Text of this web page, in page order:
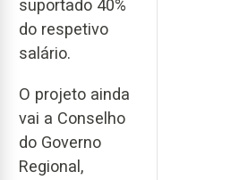
suportado 40%
do respetivo
salário.
O projeto ainda
vai a Conselho
do Governo
Regional,